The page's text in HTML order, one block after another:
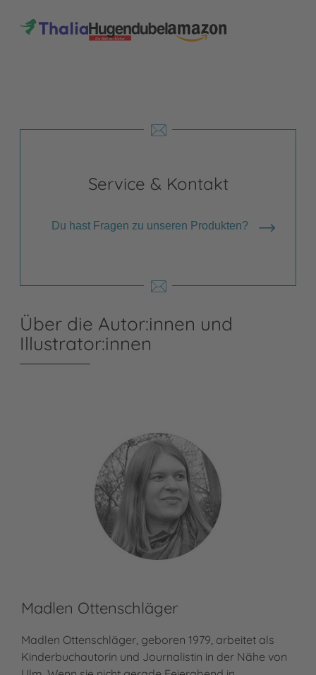
Service & Kontakt
Du hast Fragen zu unseren Produkten?
Über die Autor:innen und
Illustrator:innen
Madlen Ottenschläger
Madlen Ottenschläger, geboren 1979, arbeitet als
Kinderbuchautorin und Journalistin in der Nähe von